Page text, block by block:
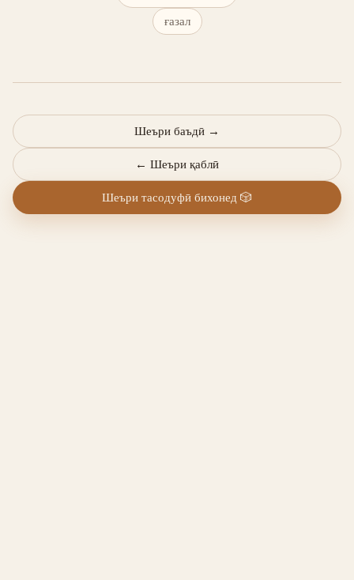
ғазал
← Шеъри қаблӣ
Шеъри баъдӣ →
Шеъри тасодуфӣ бихонед 🎲